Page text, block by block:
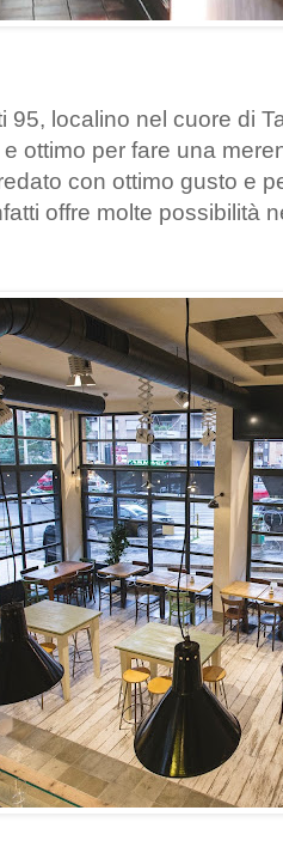
95, localino nel cuore di
ottimo per fare una
con ottimo gusto e
offre molte possibilità